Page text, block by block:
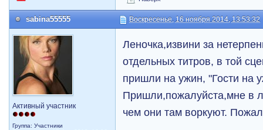
sabina55555 Воскресенье, 16 ноября 2014, 13:53:32
Активный участник
Группа: Участники
Леночка,извини за
отдельных титров, в той
пришли на ужин, "Гости на
Пришли,пожалуйста,мне в
чем они там воркуют.